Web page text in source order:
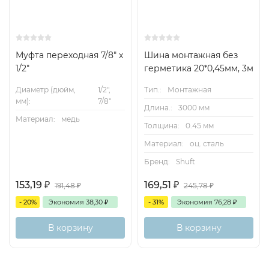
Муфта переходная 7/8" х
1/2"
Диаметр (дюйм,
мм):
1/2",
7/8"
Материал:
медь
153,19 ₽ 191,48₽
- 20% Экономия 38,30 ₽
В корзину
Шина монтажная без
герметика 20*0,45мм, 3м
Тип.:
Монтажная
Длина.:
3000 мм
Толщина:
0.45 мм
Материал:
оц. сталь
Бренд:
Shuft
169,51 ₽ 245,78₽
- 31% Экономия 76,28 ₽
В корзину